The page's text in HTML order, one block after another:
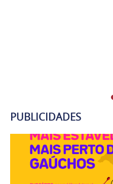
PUBLICIDADES